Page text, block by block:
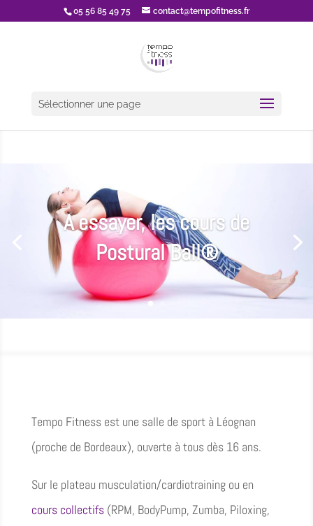
05 56 85 49 75 contact@tempofitness.fr
Sélectionner une page
A essayer, les cours de
Postural Ball®
Tempo Fitness est une salle de sport à Léognan
(proche de Bordeaux), ouverte à tous dès 16 ans.
Sur le plateau musculation/cardiotraining ou en
cours collectifs(RPM, BodyPump, Zumba, Piloxing,